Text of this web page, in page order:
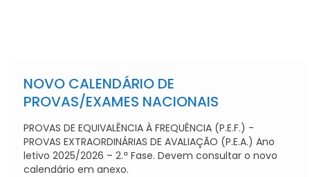
NOVO CALENDÁRIO DE
PROVAS/EXAMES NACIONAIS
PROVAS DE EQUIVALÊNCIA À FREQUÊNCIA (P.E.F.) -
PROVAS EXTRAORDINÁRIAS DE AVALIAÇÃO (P.E.A.) Ano
letivo 2025/2026 – 2.ª Fase. Devem consultar o novo
calendário em anexo.